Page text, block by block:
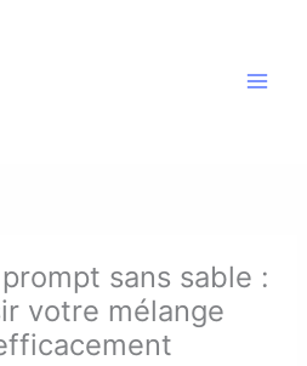
sans sable :
votre mélange